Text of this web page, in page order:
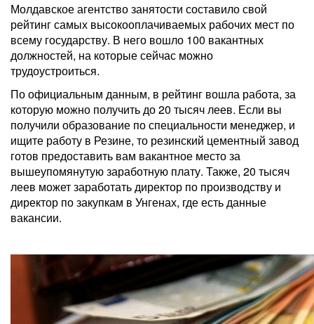
Молдавское агентство занятости составило свой
рейтинг самых высокооплачиваемых рабочих мест по
всему государству. В него вошло 100 вакантных
должностей, на которые сейчас можно
трудоустроиться.
По официальным данным, в рейтинг вошла работа, за
которую можно получить до 20 тысяч леев. Если вы
получили образование по специальности менеджер, и
ищите работу в Резине, то резинский цементный завод
готов предоставить вам вакантное место за
вышеупомянутую заработную плату. Также, 20 тысяч
леев может заработать директор по производству и
директор по закупкам в Унгенах, где есть данные
вакансии.